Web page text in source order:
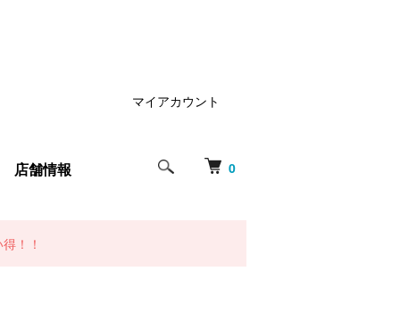
0
店舗情報
マイアカウント
！！